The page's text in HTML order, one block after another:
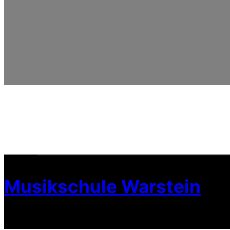
Musikschule Warstein